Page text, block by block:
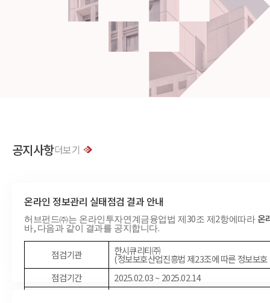
공지사항더보기
온라인 정보관리 실태점검 결과 안내
허브펀드㈜는 온라인투자연계금융업법 제 30조 제 2항에따라온
바, 다음과 같이 결과를 공지합니다.
점검기관 한시큐리티㈜
(정보보호산업진흥법 제23조에 따른 정보보
점검기간
2025.02.03 ~ 2025.02.14